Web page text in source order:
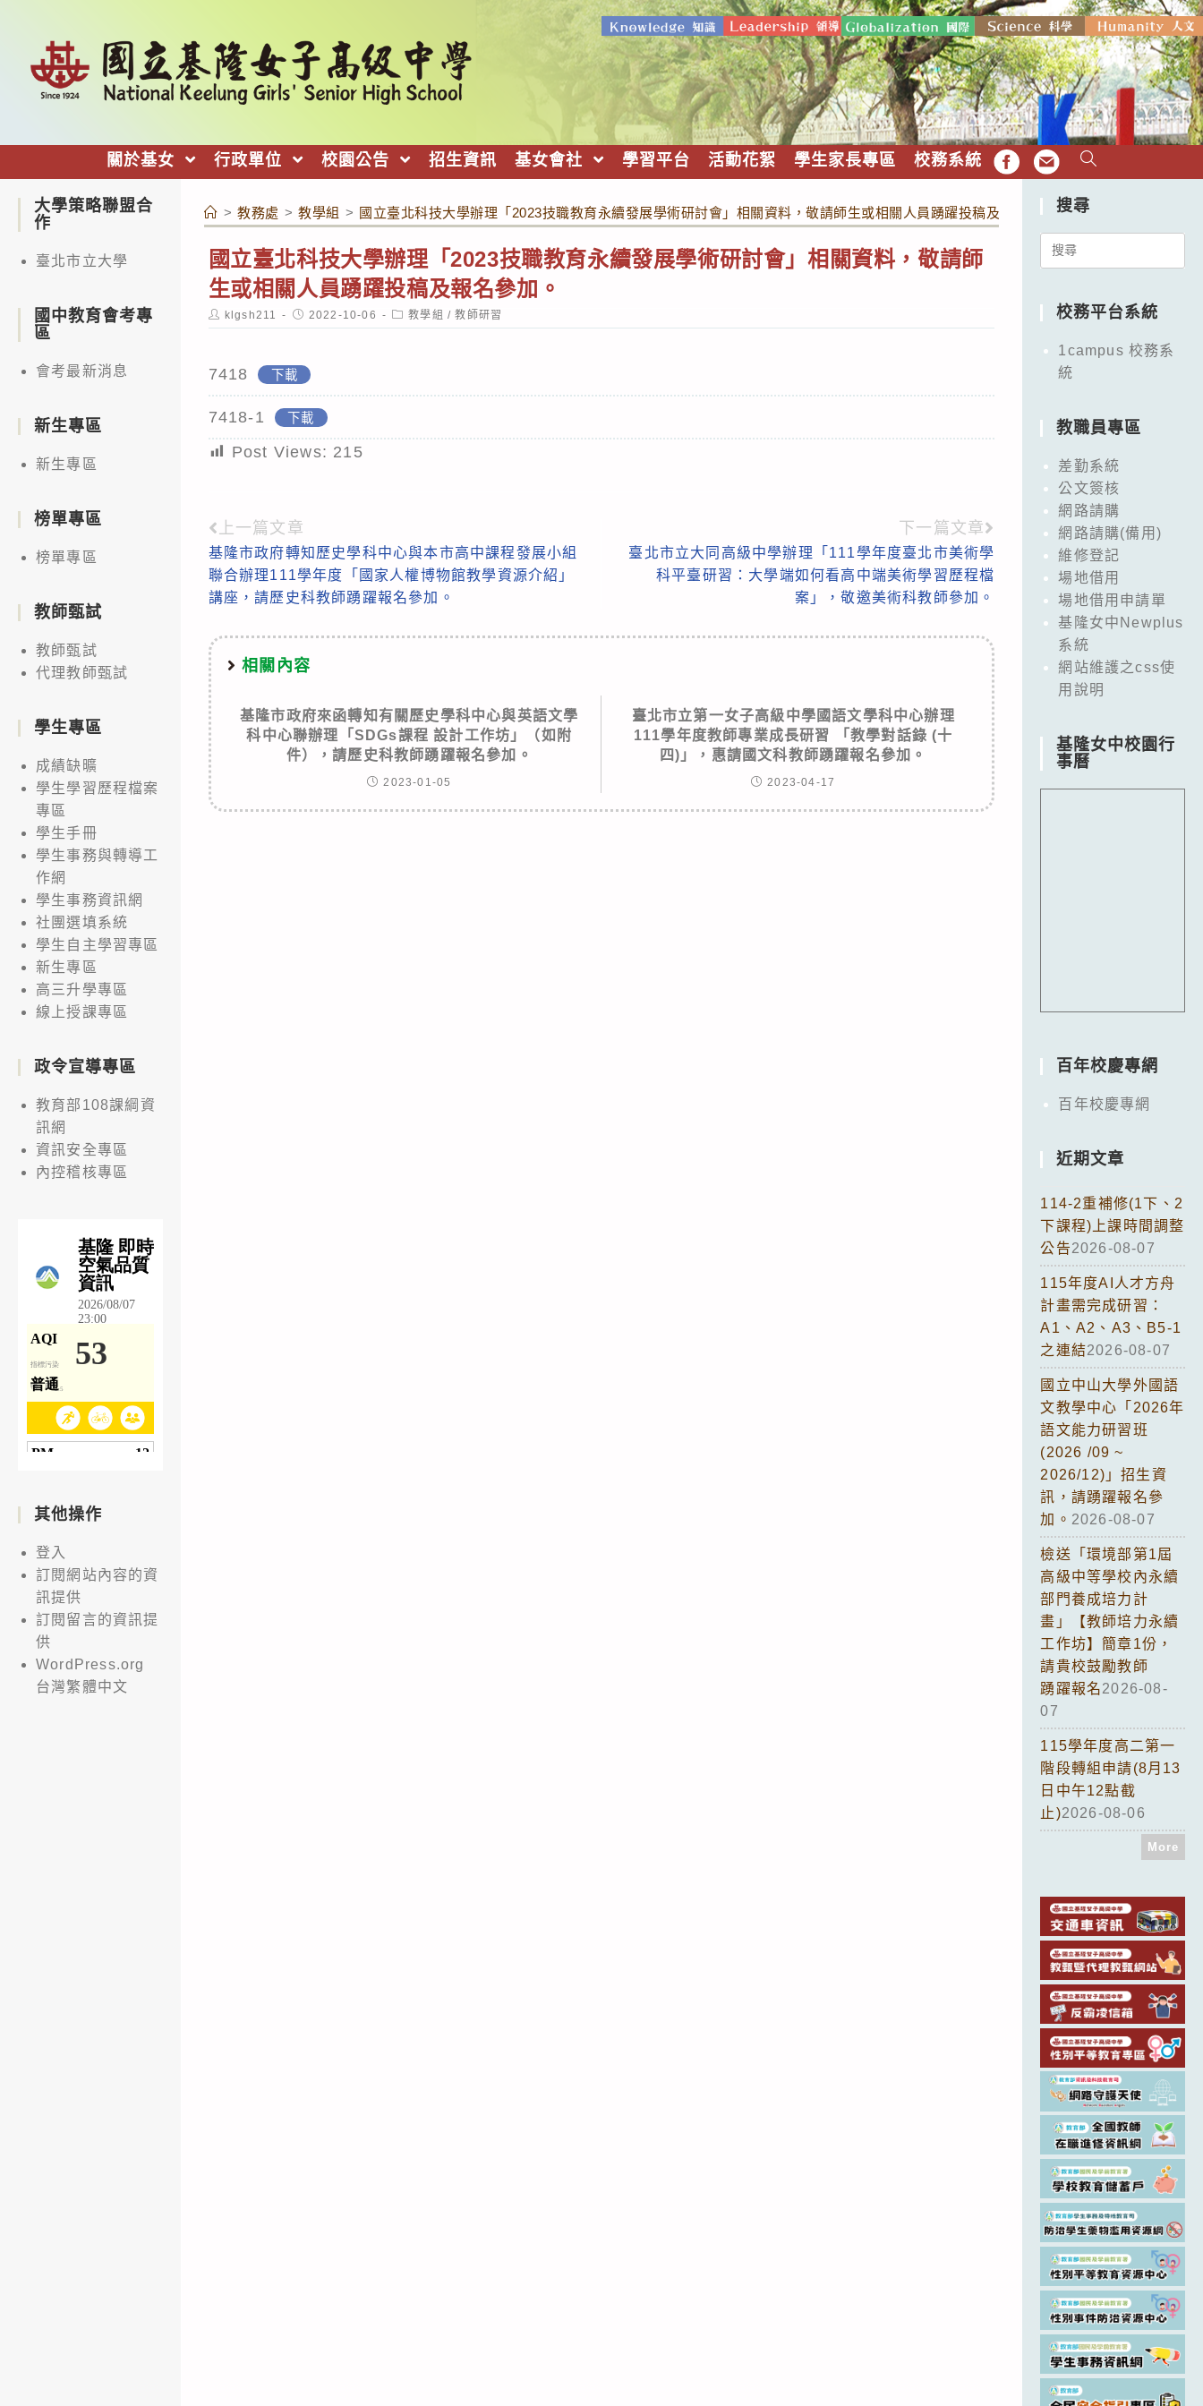
關於基女 行政單位 校園公告 招生資訊 基女會社 學習平台 活動花絮 學生家長專區 校務系統 FB EMAIL
> 教務處 > 教學組 > 國立臺北科技大學辦理「2023技職教育永續發展學術研討會」相關資料，敬請師生或相關人員踴躍投稿及報名參加。
國立臺北科技大學辦理「2023技職教育永續發展學術研討會」相關資料，敬請師
生或相關人員踴躍投稿及報名參加。
Post
author:
klgsh211
Post
published:
2022-10-06
Post
category:
教學組 / 教師研習
7418 下載
7418-1 下載
Post Views: 215
Read
more
articles
上一篇文章
基隆市政府轉知歷史學科中心與本市高中課程發展小組
聯合辦理111學年度「國家人權博物館教學資源介紹」
講座，請歷史科教師踴躍報名參加。
下一篇文章
臺北市立大同高級中學辦理「111學年度臺北市美術學
科平臺研習：大學端如何看高中端美術學習歷程檔
案」，敬邀美術科教師參加。
相關內容
基隆市政府來函轉知有關歷史學科中心與英語文學
科中心聯辦理「SDGs課程 設計工作坊」（如附
件），請歷史科教師踴躍報名參加。
2023-01-05
臺北市立第一女子高級中學國語文學科中心辦理
111學年度教師專業成長研習 「教學對話錄 (十
四)」，惠請國文科教師踴躍報名參加。
2023-04-17
大學策略聯盟合
作
臺北市立大學
國中教育會考專
區
會考最新消息
新生專區
新生專區
榜單專區
榜單專區
教師甄試
教師甄試
代理教師甄試
學生專區
成績缺曠
學生學習歷程檔案
專區
學生手冊
學生事務與轉導工
作網
學生事務資訊網
社團選填系統
學生自主學習專區
新生專區
高三升學專區
線上授課專區
政令宣導專區
教育部108課綱資
訊網
資訊安全專區
內控稽核專區
其他操作
登入
訂閱網站內容的資
訊提供
訂閱留言的資訊提
供
WordPress.org
台灣繁體中文
搜尋
Search
校務平台系統
1campus 校務系
統
教職員專區
差勤系統
公文簽核
網路請購
網路請購(備用)
維修登記
場地借用
場地借用申請單
基隆女中Newplus
系統
網站維護之css使
用說明
基隆女中校園行
事曆
百年校慶專網
百年校慶專網
近期文章
114-2重補修(1下、2
下課程)上課時間調整
公告2026-08-07
115年度AI人才方舟
計畫需完成研習：
A1、A2、A3、B5-1
之連結2026-08-07
國立中山大學外國語
文教學中心「2026年
語文能力研習班
(2026 /09 ~
2026/12)」招生資
訊，請踴躍報名參
加。 2026-08-07
檢送「環境部第1屆
高級中等學校內永續
部門養成培力計
畫」【教師培力永續
工作坊】簡章1份，
請貴校鼓勵教師
踴躍報名2026-08-
07
115學年度高二第一
階段轉組申請(8月13
日中午12點截
止)2026-08-06
More